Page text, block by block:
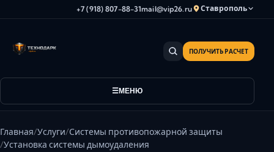
+7 (918) 807-88-31mail@vip26.ru Ставрополь
Анапа
Владикавказ
МЕНЮ
ПОЛУЧИТЬ РАСЧЕТ
Главная Услуги Системы противопожарной защиты
Установка системы дымоудаления